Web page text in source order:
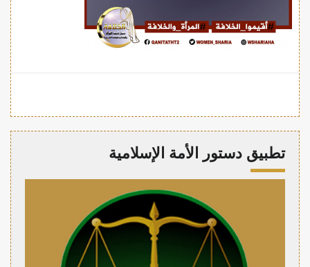
تطبيق دستور الأمة الإسلامية